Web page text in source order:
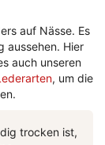
auf Nässe. Es
aussehen. Hier
auch unseren
, um die
trocken ist,